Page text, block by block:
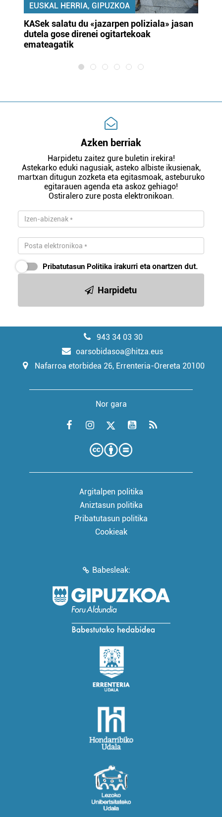
EUSKAL HERRIA, GIPUZKOA
KASek salatu du «jazarpen poliziala» jasan
dutela gose direnei ogitartekoak
emateagatik
Azken berriak
Harpidetu zaitez gure buletin irekira!
Astekarko eduki nagusiak, asteko albiste ikusienak,
martxan ditugun zozketa eta egitasmoak, asteburuko
egitarauen agenda eta askoz gehiago!
Ostiralero zure posta elektronikoan.
Pribatutasun Politika irakurri eta onartzen dut.
Harpidetu
943 34 03 30
oarsobidasoa@hitza.eus
Nafarroa etorbidea 26, Errenteria-Orereta 20100
Nor gara
Argitalpen politika
Aniztasun politika
Pribatutasun politika
Cookieak
Babesleak: